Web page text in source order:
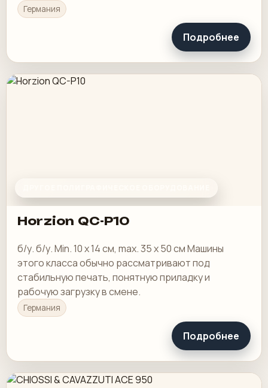
Германия
Подробнее
Horzion QC-P10
б/у. б/у. Min. 10 x 14 см, max. 35 x 50 см Машины
этого класса обычно рассматривают под
стабильную печать, понятную приладку и
рабочую загрузку в смене.
Германия
Подробнее